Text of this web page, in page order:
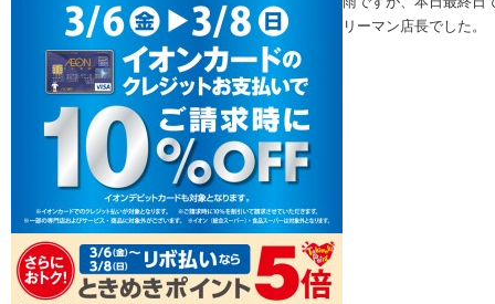
リーマン店長でした。